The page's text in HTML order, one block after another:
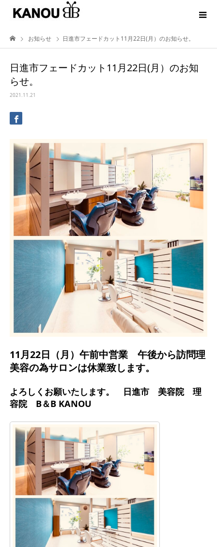
お知らせ 日進市フェードカット11月22日(月）のお知らせ。
日進市フェードカット11月22日(月）のお知
らせ。
2021.11.21
11月22日（月）午前中営業 午後から訪問理
美容の為サロンは休業致します。
よろしくお願いたします。 日進市 美容院 理
容院 B＆B KANOU